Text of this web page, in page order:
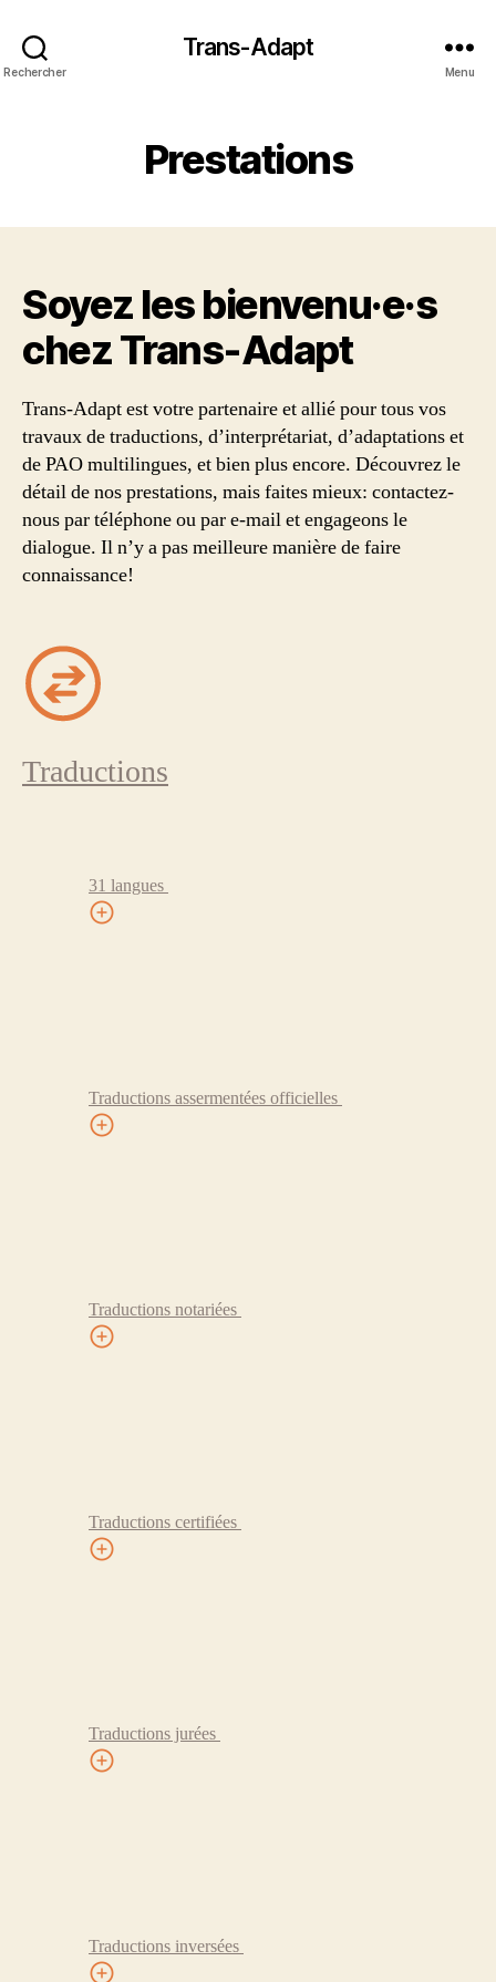
Rechercher
Trans-Adapt
Menu
Prestations
Soyez les bienvenu·e·s
chez Trans‑Adapt
Trans-Adapt est votre partenaire et allié pour tous vos
travaux de traductions, d’interprétariat, d’adaptations et
de PAO multilingues, et bien plus encore. Découvrez le
détail de nos prestations, mais faites mieux: contactez-
nous par téléphone ou par e-mail et engageons le
dialogue. Il n’y a pas meilleure manière de faire
connaissance!
Traductions
31 langues
Traductions assermentées officielles
Traductions notariées
Traductions certifiées
Traductions jurées
Traductions inversées